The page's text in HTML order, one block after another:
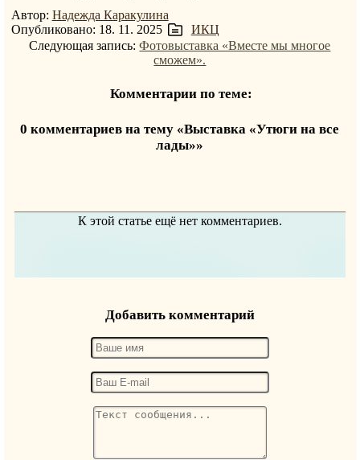
Автор: Надежда Каракулина
Опубликовано: 18. 11. 2025
ИКЦ
Следующая запись:Фотовыставка «Вместе мы многое
сможем».
Комментарии по теме:
0 комментариев на тему «Выставка «Утюги на все
лады»»
К этой статье ещё нет комментариев.
Добавить комментарий